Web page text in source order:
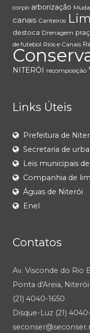
corpo arborização
canais Canteiros
destoca Drenagem
de futebol Rios e Canais
NITERÓI
recomposição
Links Úteis
Prefeitura de
Secretaria de
Leis municipais
Companhia de
Águas de Niterói
Enel
Contatos
Av. Visconde do Rio
Ponta d'Areia, Niterói
(21) 4040-1650
Disque-Luz (21)